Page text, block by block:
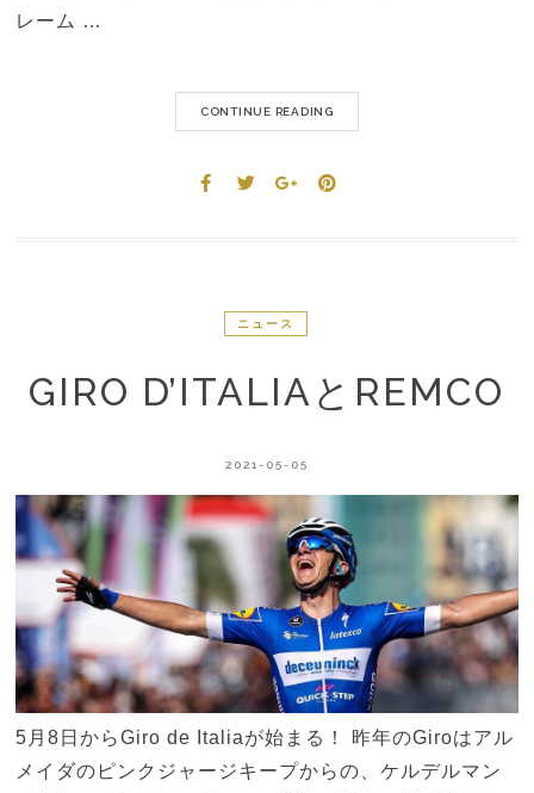
レーム …
CONTINUE READING
ニュース
GIRO D’ITALIAとREMCO
2021-05-05
5月8日からGiro de Italiaが始まる！ 昨年のGiroはアル
メイダのピンクジャージキープからの、ケルデルマン